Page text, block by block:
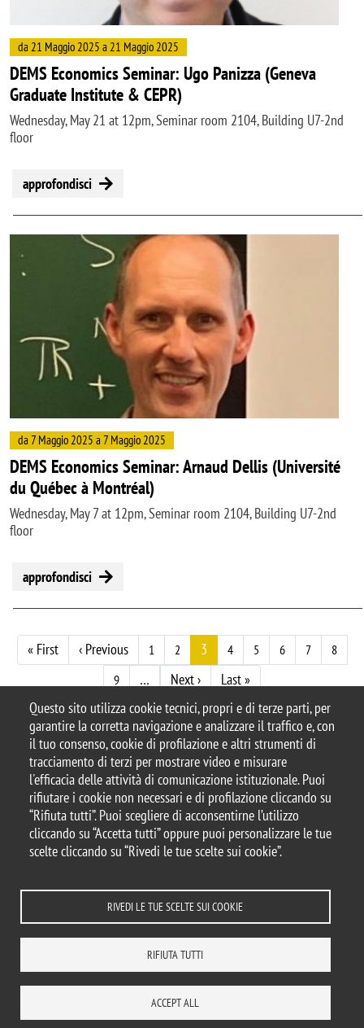
Questo sito utilizza cookie tecnici, propri e di terze parti, per
garantire la corretta navigazione e analizzare il traffico e, con
il tuo consenso, cookie di profilazione e altri strumenti di
tracciamento di terzi per mostrare video e misurare
l'efficacia delle attività di comunicazione istituzionale. Puoi
rifiutare i cookie non necessari e di profilazione cliccando su
“Rifiuta tutti”. Puoi scegliere di acconsentirne l’utilizzo
cliccando su “Accetta tutti” oppure puoi personalizzare le tue
scelte cliccando su “Rivedi le tue scelte sui cookie”.
RIVEDI LE TUE SCELTE SUI COOKIE
RIFIUTA TUTTI
ACCEPT ALL
da 21 Maggio 2025 a 21 Maggio 2025
DEMS Economics Seminar: Ugo Panizza (Geneva
Graduate Institute & CEPR)
Wednesday, May 21 at 12pm, Seminar room 2104, Building U7-2nd
floor
approfondisci
da 7 Maggio 2025 a 7 Maggio 2025
DEMS Economics Seminar: Arnaud Dellis (Université
du Québec à Montréal)
Wednesday, May 7 at 12pm, Seminar room 2104, Building U7-2nd
floor
approfondisci
Paginazione
« FirstPrima pagina
‹ PreviousPagina precedente
1 2 3 4 5 6 7
8
9
… Next ›Pagina successiva
Last »Ultima pagina
© 2025 Università degli Studi di Milano-Bicocca
Piazza dell'Ateneo Nuovo, 1 - 20126, Milano
Casella PEC:ateneo.bicocca@pec.unimib.it
P.I. 12621570154 |
redazioneweb.dems@unimib.it
Note legali Privacy e cookie policy Amministrazione trasparente
Accessibilità
Rivedi le tue scelte sui cookie
MAPPA DEL SITO CONTATTI